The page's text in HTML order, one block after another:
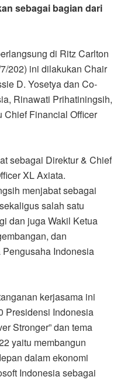
sebagai bagian dari
di Ritz Carlton
202) ini dilakukan Chair
D. Yosetya dan Co-
Rinawati Prihatiningsih,
Chief Financial Officer
sebagai Direktur & Chief
XL Axiata.
menjabat sebagai
salah satu
dan juga Wakil Ketua
dan
Indonesia
kerjasama ini
Presidensi Indonesia
Stronger” dan tema
yaitu membangun
dalam ekonomi
Indonesia sebagai